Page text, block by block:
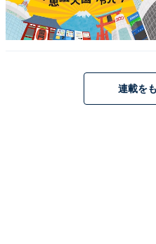
アクセス
所在地：愛知県高浜市神明
連載を